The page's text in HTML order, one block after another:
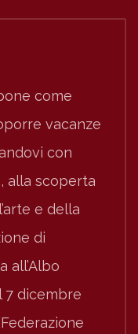
come
vacanze
con
alla scoperta
e della
di
all’Albo
7 dicembre